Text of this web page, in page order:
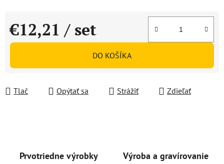
€12,21 / set
Jednotková cena:
DO KOŠÍKA
Tlač Opýtať sa Strážiť Zdieľať
Prvotriedne výrobky Výroba a gravírovanie